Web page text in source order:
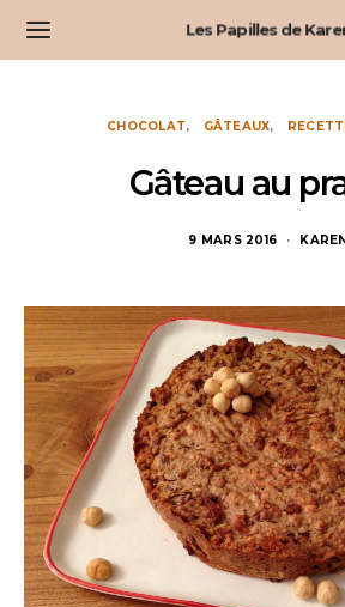
Les Papilles de
CHOCOLAT GÂTEAUX
Gâteau au
9 MARS 2016